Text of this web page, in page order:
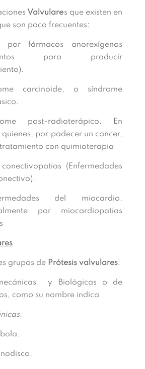
Valvulares que existen en
son poco frecuentes:
por fármacos anorexígenos
para producir
carcinoide, o síndrome
post-radioterápico. En
quienes, por padecer un cáncer,
tratamiento con quimioterapia
(Enfermedades
del miocardio.
por miocardiopatías
grupos dePrótesis valvulares:
y Biológicas o de
como su nombre indica